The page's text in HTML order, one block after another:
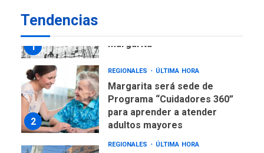
Tendencias
1
Margarita
2
REGIONALES ÚLTIMA HORA
Margarita será sede de
Programa “Cuidadores 360”
para aprender a atender
adultos mayores
REGIONALES ÚLTIMA HORA